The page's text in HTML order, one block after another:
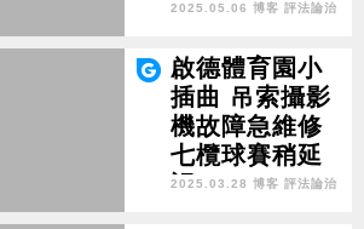
2025.05.06 博客 評法論治
啟德體育園小
插曲 吊索攝影
機故障急維修
七欖球賽稍延
誤
2025.03.28 博客 評法論治